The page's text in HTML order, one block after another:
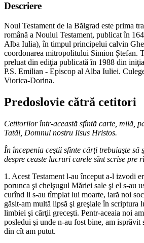
Descriere
Noul Testament de la Bălgrad este prima
română a Noului Testament, publicat în
Alba Iulia), în timpul principelui calvin
coordonarea mitropolitului Simion Ștefan.
preluat din ediţia publicată în 1988 din
P.S. Emilian - Episcop al Alba Iuliei.
Viorica-Dorina.
Predoslovie cătră cetitori
Cetitorilor într-această sfîntă carte, milă,
Tatăl, Domnul nostru Iisus Hristos.
În începenia ceştii sfinte cărţi trebuiaşte să
despre ceaste lucruri carele sînt scrise pre
1. Acest Testament l-au început a-l izvodi
porunca şi chelşugul Măriei sale şi el s-au
curînd li s-au tîmplat lui moarte, iară noi
găsit-am multă lipsă şi greşiale în scriptura
limbiei şi cărţii greceşti. Pentr-aceaia noi
posledui şi unde n-au fost bine, am
din cît am putut.